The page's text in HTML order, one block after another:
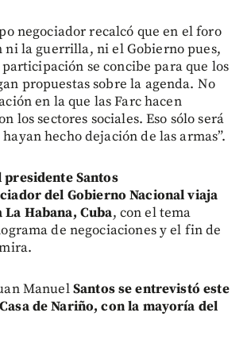
negociador recalcó que en el foro
la guerrilla, ni el Gobierno pues,
participación se concibe para que los
propuestas sobre la agenda. No
en la que las Farc hacen
los sectores sociales. Eso sólo será
hecho dejación de las armas”.
Santos
del Gobierno Nacional viaja
Habana, Cuba, con el tema
de negociaciones y el fin de
ManuelSantos se entrevistó este
de Nariño, con la mayoría del